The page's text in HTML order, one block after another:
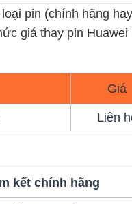
pin (chính hãng
giá thay pin
Giá
Liên
kết chính hãng